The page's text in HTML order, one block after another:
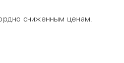
сниженным ценам.